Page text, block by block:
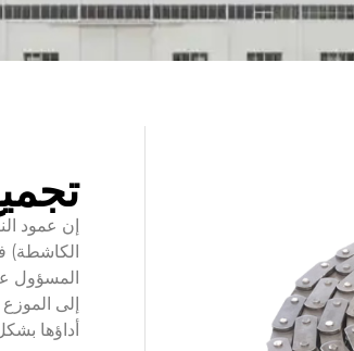
إن عمود
الكاشطة)
المسؤول
إلى
أداؤها